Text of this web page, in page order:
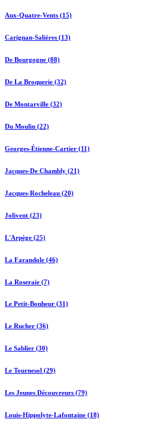
Aux-Quatre-Vents (15)
Carignan-Salières (13)
De Bourgogne (88)
De La Broquerie (32)
De Montarville (32)
Du Moulin (22)
Georges-Étienne-Cartier (11)
Jacques-De Chambly (21)
Jacques-Rocheleau (20)
Jolivent (23)
L'Arpège (25)
La Farandole (46)
La Roseraie (7)
Le Petit-Bonheur (31)
Le Rucher (36)
Le Sablier (30)
Le Tournesol (29)
Les Jeunes Découvreurs (79)
Louis-Hippolyte-Lafontaine (18)